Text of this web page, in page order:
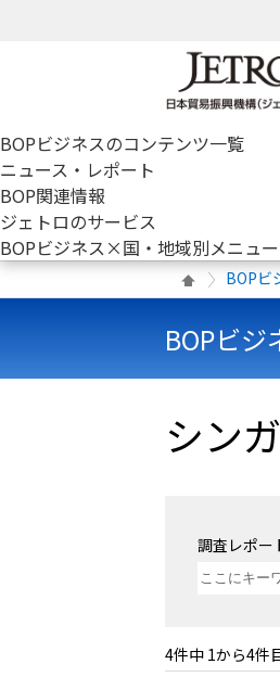
BOPビジネスのコンテンツ一覧
ニュース・レポート
BOP関連情報
ジェトロのサービス
BOPビジネス×国・地域別メニュー
BOPビ
BOPビジ
シン
調査レポー
4件中 1から4件